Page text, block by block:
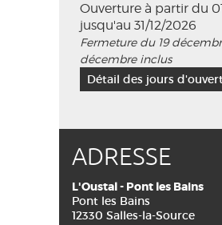
Ouverture à partir du
jusqu'au 31/12/2026
Fermeture du 19
décembre inclus
ADRESSE
L'Oustal - Pont les Bains
Pont les Bains
12330 Salles-la-Source